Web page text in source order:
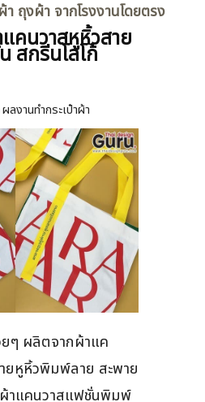
ถุงผ้า จากโรงงานโดยตรง
คนวาสหูหิ้วสาย
สกรีนโลโก้
ลงานทำกระเป๋าผ้า
ยๆ ผลิตจากผ้าแค
ยหูหิ้วพิมพ์ลาย สะพาย
ผ้าแคนวาสแฟชั่นพิมพ์